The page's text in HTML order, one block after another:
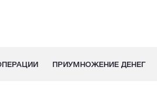
ПРИУМНОЖЕНИЕ ДЕНЕГ